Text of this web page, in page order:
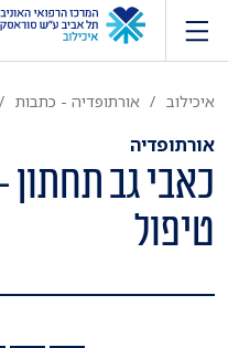
איכילוב אורתופדיה - כתבות
אורתופדיה
כאבי גב תחתון
טיפול